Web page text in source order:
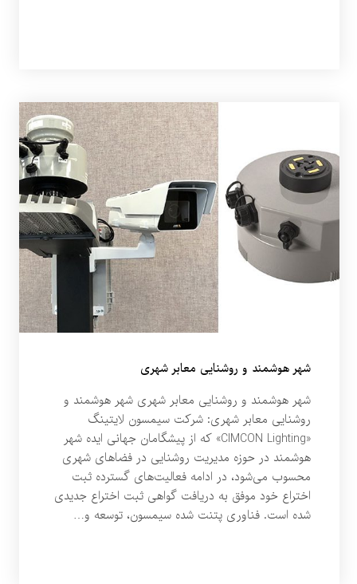
شهر هوشمند و روشنایی معابر شهری
شهر هوشمند و روشنایی معابر شهری شهر هوشمند و
روشنایی معابر شهری: شرکت سیمسون لایتینگ
«CIMCON Lighting» که از پیشگامان جهانی ایده شهر
هوشمند در حوزه مدیریت روشنایی در فضاهای شهری
محسوب می‌شود، در ادامه فعالیت‌های گسترده ثبت
اختراع خود موفق به دریافت گواهی ثبت اختراع جدیدی
شده است. فناوری پتنت شده سیمسون، توسعه و…